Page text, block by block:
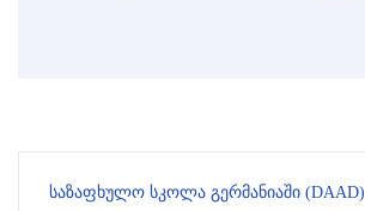
ᲡᲐᲖᲐᲤᲮᲣᲚᲝ ᲡᲙᲝᲚᲐ ᲒᲔᲠᲛᲐᲜᲘᲐᲨᲘ (DAAD)